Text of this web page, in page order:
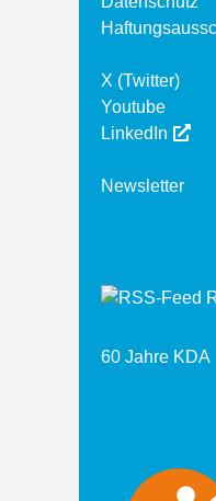
X (Twitter)
Youtube
LinkedIn
Newsletter
60 Jahre KDA